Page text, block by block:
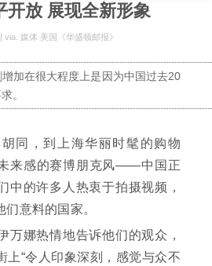
开放 展现全新形象
via. 媒体 美国《华盛顿邮报》
加在很大程度上是因为中国过去20
。
同，到上海华丽时髦的购物
来感的赛博朋克风——中国正
中的许多人热衷于拍摄视频，
意料的国家。
万娜热情地告诉他们的观众，
上“令人印象深刻，感觉与众不